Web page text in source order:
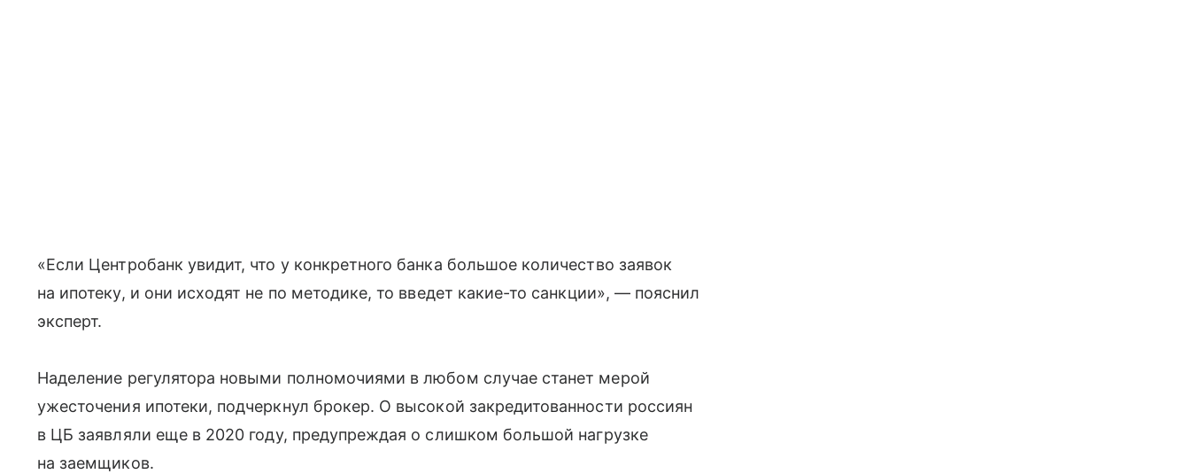
«Если Центробанк увидит, что у конкретного банка большое количество заявок
на ипотеку, и они исходят не по методике, то введет какие-то санкции», — пояснил
эксперт.
Наделение регулятора новыми полномочиями в любом случае станет мерой
ужесточения ипотеки, подчеркнул брокер. О высокой закредитованности россиян
в ЦБ заявляли еще в 2020 году, предупреждая о слишком большой нагрузке
на заемщиков.